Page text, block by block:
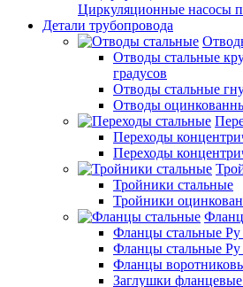
Циркуляционные насосы
Детали трубопровода
Отводы стальные
градусов
Отводы стальные
Отводы
Переходы
Переходы
Тройники стальные
Тройники
Фланцы стальные Ру
Фланцы стальные Ру
Фланцы
Заглушки